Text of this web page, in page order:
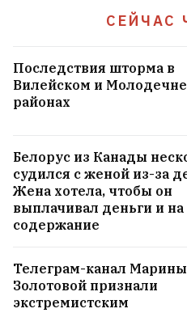
СЕЙЧАС
Последствия шторма в
Вилейском и
районах
Белорус из Канады
судился с женой из-за
Жена хотела, чтобы он
выплачивал деньги и на
содержание
Телеграм-канал Марины
Золотовой признали
экстремистским
такими мирными, как
Лукашенко
52
На годовщину
марш с
Семью медведей
районе
5
ВСЕ